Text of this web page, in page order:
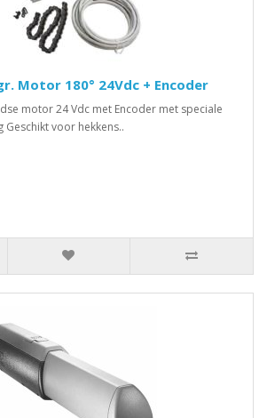
Motor 180° 24Vdc + Encoder
motor 24 Vdc met Encoder met speciale
voor hekkens..